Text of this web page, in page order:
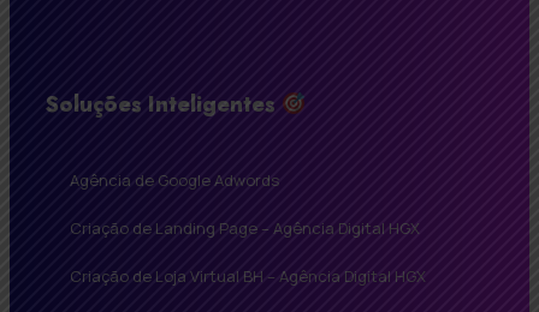
Soluções Inteligentes
Agência de Google Adwords
Criação de Landing Page – Agência Digital HGX
Criação de Loja Virtual BH – Agência Digital HGX